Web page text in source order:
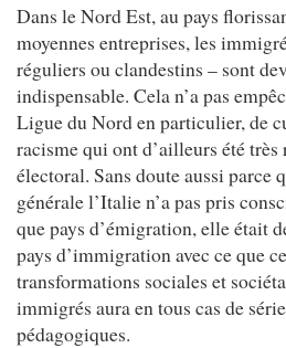
Dans le Nord Est, au pays
moyennes entreprises, les
réguliers ou clandestins – sont
indispensable. Cela n’a pas
Ligue du Nord en particulier, de
racisme qui ont d’ailleurs été très
électoral. Sans doute aussi parce
générale l’Italie n’a pas pris
que pays d’émigration, elle était
pays d’immigration avec ce que
transformations sociales et
immigrés aura en tous cas de
pédagogiques.